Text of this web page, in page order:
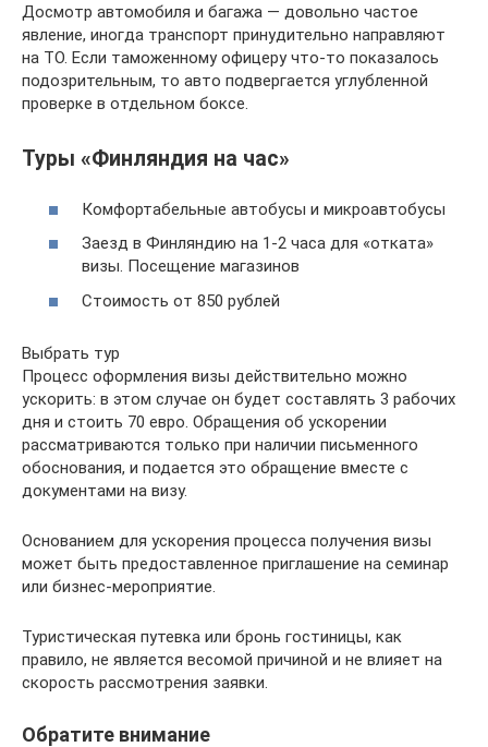
Досмотр автомобиля и багажа — довольно частое
явление, иногда транспорт принудительно направляют
на ТО. Если таможенному офицеру что-то показалось
подозрительным, то авто подвергается углубленной
проверке в отдельном боксе.
Туры «Финляндия на час»
Комфортабельные автобусы и микроавтобусы
Заезд в Финляндию на 1-2 часа для «отката»
визы. Посещение магазинов
Стоимость от 850 рублей
Выбрать тур
Процесс оформления визы действительно можно
ускорить: в этом случае он будет составлять 3 рабочих
дня и стоить 70 евро. Обращения об ускорении
рассматриваются только при наличии письменного
обоснования, и подается это обращение вместе с
документами на визу.
Основанием для ускорения процесса получения визы
может быть предоставленное приглашение на семинар
или бизнес-мероприятие.
Туристическая путевка или бронь гостиницы, как
правило, не является весомой причиной и не влияет на
скорость рассмотрения заявки.
Обратите внимание